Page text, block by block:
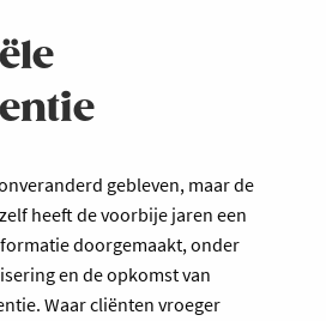
gebleven, maar de
heeft de voorbije jaren een
doorgemaakt, onder
en de opkomst van
Waar cliënten vroeger